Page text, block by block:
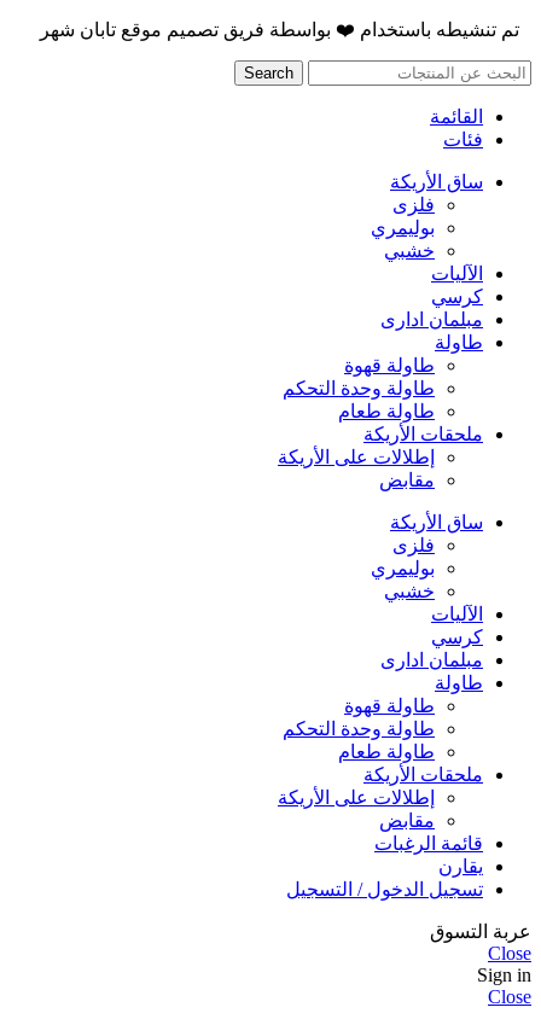
تم تنشيطه باستخدام ❤️ بواسطة فريق تصميم موقع تابان شهر
Search
القائمة
فئات
ساق الأريكة
فلزی
بوليمري
خشبي
الآليات
كرسي
مبلمان اداری
طاولة
طاولة قهوة
طاولة وحدة التحكم
طاولة طعام
ملحقات الأريكة
إطلالات على الأريكة
مقابض
ساق الأريكة
فلزی
بوليمري
خشبي
الآليات
كرسي
مبلمان اداری
طاولة
طاولة قهوة
طاولة وحدة التحكم
طاولة طعام
ملحقات الأريكة
إطلالات على الأريكة
مقابض
قائمة الرغبات
يقارن
تسجيل الدخول / التسجيل
عربة التسوق
Close
Sign in
Close